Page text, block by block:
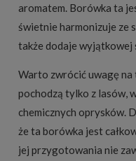
aromatem. Borówka ta
świetnie harmonizuje ze
także dodaje wyjątkowej
Warto zwrócić uwagę
pochodzą tylko z lasów,
chemicznych oprysków.
że ta borówka jest
jej przygotowania nie